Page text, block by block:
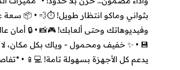
وفيديوهاتك وحتى ألعابك! 🎮📸 • 🔒 أمان